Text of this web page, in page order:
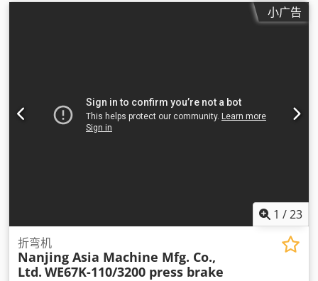
小广告
1 /23
折弯机
Nanjing Asia Machine Mfg. Co.,
Ltd. WE67K-110/3200 press brake